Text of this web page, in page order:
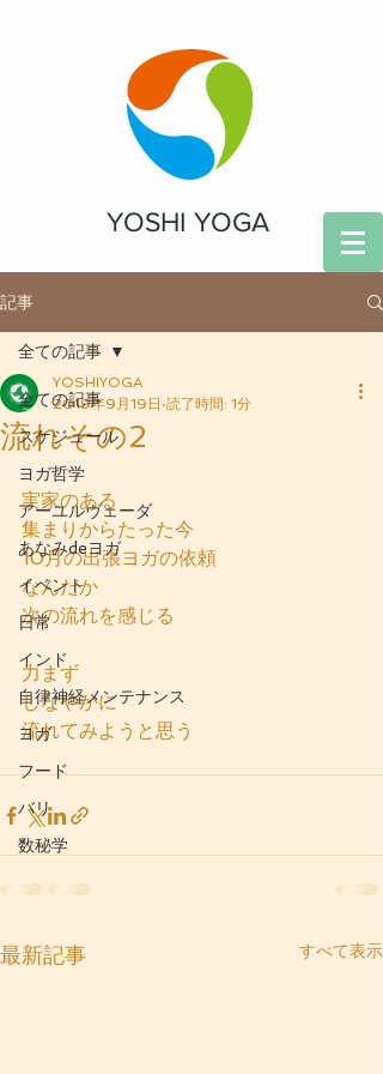
YOSHI YOGA
記事
全ての記事
スケジュール
ヨガ哲学
アーユルヴェーダ
あなみdeヨガ
イベント
日常
インド
自律神経メンテナンス
ヨガ
フード
バリ
数秘学
全ての記事
流れその2
YOSHIYOGA
2019年9月19日 読了時間: 1分
実家のある
集まりからたった今
10月の出張ヨガの依頼
なんだか
次の流れを感じる
力まず
しなやかに
流れてみようと思う
最新記事 すべて表示